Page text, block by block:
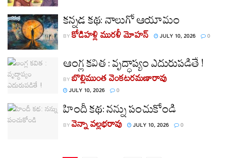
కన్నడ కథ: నాలుగో ఆయామం
BY కోడిహళ్లి మురళీ మోహన్ JULY 10, 2026 0
ఆంగ్ల కవిత : వృద్ధాప్యం ఎదురుపడితే !
BY బొల్లిముంత వెంకటరమణారావు
JULY 10, 2026 0
హిందీ కథ: నన్ను పంచుకోండి
BY వెన్నా వల్లభరావు JULY 10, 2026 0